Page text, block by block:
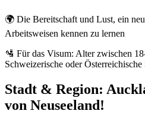
🌍 Die Bereitschaft und Lust, ein
Arbeitsweisen kennen zu lernen
🛂 Für das Visum: Alter zwischen
Schweizerische oder Österreichische
Stadt & Region:
von Neuseeland!